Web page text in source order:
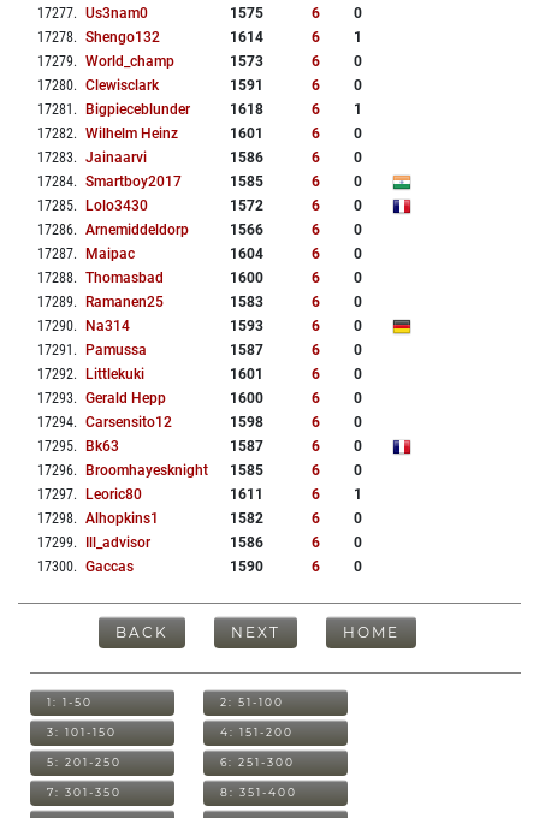
17277. Us3nam0 1575 6
0
17278. Shengo132 1614 6
1
17279. World_champ 1573 6
0
17280. Clewisclark 1591 6
0
17281 . Bigpieceblunder 1618 6
1
17282. Wilhelm Heinz 1601 6
0
17283. Jainaarvi 1586 6
0
17284. Smartboy2017 1585 6
0
17285. Lolo3430 1572 6
0
17286. Arnemiddeldorp 1566 6
0
17287. Maipac 1604 6
0
17288. Thomasbad 1600 6
0
17289. Ramanen25 1583 6
0
17290. Na314 1593 6
0
17291 . Pamussa 1587 6
0
17292. Littlekuki 1601 6
0
17293. Gerald Hepp 1600 6
0
17294. Carsensito12 1598 6
0
17295. Bk63 1587 6
0
17296. Broomhayesknight 1585 6
0
17297. Leoric80 1611 6
1
17298. Alhopkins1 1582 6
0
17299. Ill_advisor 1586 6
0
17300. Gaccas 1590 6 0
BACK NEXT HOME
1: 1-50 2: 51-100
3: 101-150 4: 151-200
5: 201-250 6: 251-300
7: 301-350 8: 351-400